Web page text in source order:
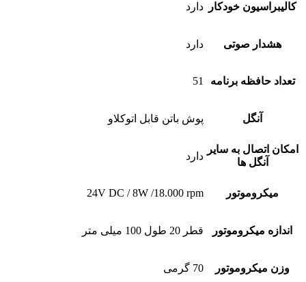
کالیبراسیون خودکار دارد
هشدار صوتی دارد
تعداد حافظه برنامه 51
آنگل پوش باتن قابل اتوکلاو
امکان اتصال به سایر
آنگل ها
دارد
میکروموتور 24V DC / 8W /18.000 rpm
اندازه میکروموتور قطر 20 طول 100 میلی متر
وزن میکروموتور 70 گرمی